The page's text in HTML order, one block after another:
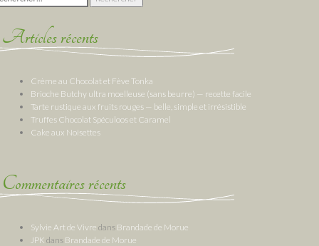
Articles récents
Crème au Chocolat et Fève Tonka
Brioche Butchy ultra moelleuse (sans beurre) — recette facile
Tarte rustique aux fruits rouges — belle, simple et irrésistible
Truffes Chocolat Spéculoos et Caramel
Cake aux Noisettes
Commentaires récents
Sylvie Art de Vivre dans Brandade de Morue
JPK dans Brandade de Morue